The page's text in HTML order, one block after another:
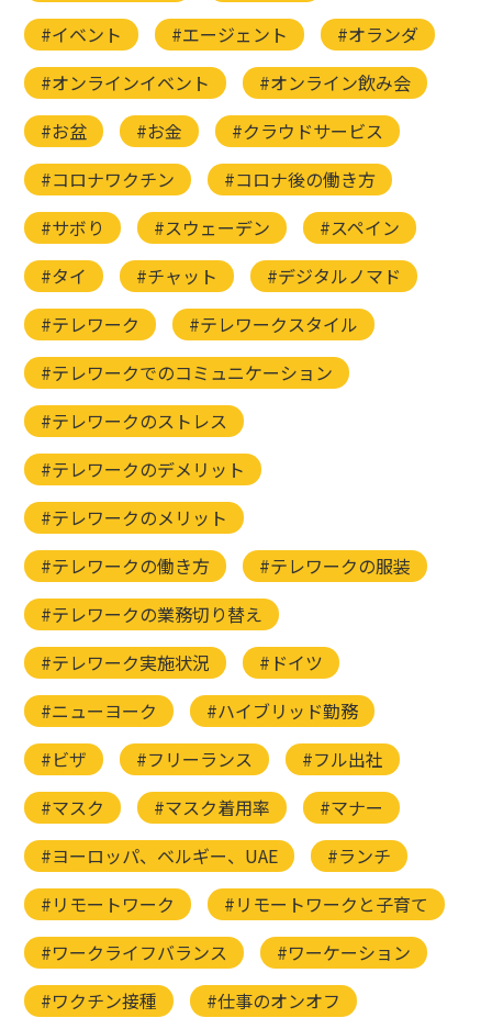
#イベント
#エージェント
#オランダ
#オンラインイベント
#オンライン飲み会
#お盆
#お金
#クラウドサービス
#コロナワクチン
#コロナ後の働き方
#サボり
#スウェーデン
#スペイン
#タイ
#チャット
#デジタルノマド
#テレワーク
#テレワークスタイル
#テレワークでのコミュニケーション
#テレワークのストレス
#テレワークのデメリット
#テレワークのメリット
#テレワークの働き方
#テレワークの服装
#テレワークの業務切り替え
#テレワーク実施状況
#ドイツ
#ニューヨーク
#ハイブリッド勤務
#ビザ
#フリーランス
#フル出社
#マスク
#マスク着用率
#マナー
#ヨーロッパ、ベルギー、UAE
#ランチ
#リモートワーク
#リモートワークと子育て
#ワークライフバランス
#ワーケーション
#ワクチン接種
#仕事のオンオフ